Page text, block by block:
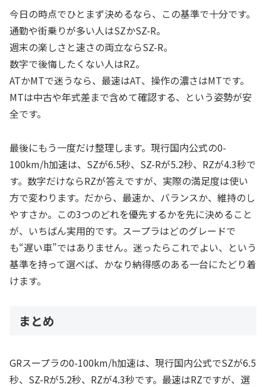
今日の時点でひとまず決めるなら、この基準で十分です。
通勤や街乗りが多い人はSZかSZ-R。
週末の楽しさと速さの両立ならSZ-R。
数字で後悔したくない人はRZ。
ATかMTで迷うなら、最速はAT、操作の濃さはMTです。
MTは中古や年式差まで含めて確認する、という姿勢が安
全です。
最後にもう一度だけ整理します。現行国内公式の0-
100km/h加速は、SZが6.5秒、SZ-Rが5.2秒、RZが4.3秒で
す。数字だけならRZが答えですが、実際の満足度は使い
方で変わります。だから、最速か、バランスか、維持のし
やすさか。この3つのどれを優先するかを先に決めること
が、いちばん実用的です。スープラはどのグレードで
も“遅い車”ではありません。迷ったらこれでよい、という
基準を持って選べば、かなり納得感のある一台にたどり着
けます。
まとめ
GRスープラの0-100km/h加速は、現行国内公式でSZが6.5
秒、SZ-Rが5.2秒、RZが4.3秒です。最速はRZですが、選